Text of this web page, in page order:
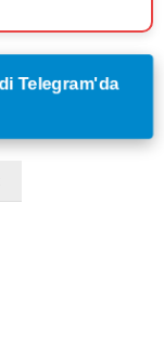
Telegram'da